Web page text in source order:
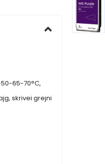
65-70°C,
skrivei grejni